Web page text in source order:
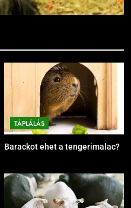
TÁPLÁLÁS
Barackot ehet a tengerimalac?